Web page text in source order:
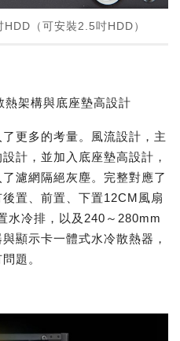
（可安裝2.5吋HDD）
熱架構與底座墊高設計
更多的考量。風流設計，主
計，並加入底座墊高設計，
濾網隔絕灰塵。完整對應了
置、前置、下置12CM風扇
水冷排，以及240～280mm
顯示卡一體式水冷散熱器，
題。